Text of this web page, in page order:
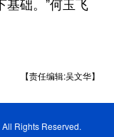
【责任编辑:吴文华】
Rights Reserved.